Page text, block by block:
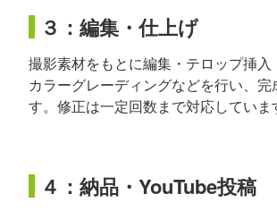
３：編集・仕上げ
撮影素材をもとに編集・テロップ挿入
カラーグレーディングなどを行い、完
す。修正は一定回数まで対応していま
４：納品・YouTube投稿